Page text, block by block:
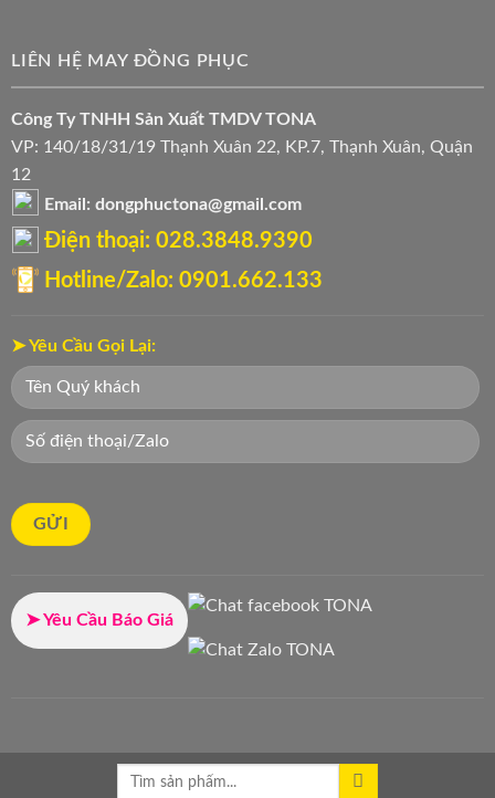
LIÊN HỆ MAY ĐỒNG PHỤC
Công Ty TNHH Sản Xuất TMDV TONA
VP: 140/18/31/19 Thạnh Xuân 22, KP.7, Thạnh Xuân, Quận
12
Email: dongphuctona@gmail.com
Điện thoại: ‭028.3848.9390‬
Hotline/Zalo: 0901.662.133
➤ Yêu Cầu Gọi Lại:
➤ Yêu Cầu Báo Giá